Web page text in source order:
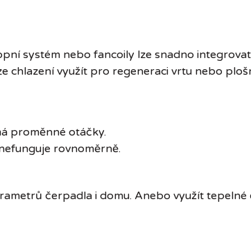
systém nebo fancoily lze snadno
chlazení využít pro regeneraci vrtu nebo
proměnné otáčky.
rovnoměrně.
čerpadla i domu. Anebo využít